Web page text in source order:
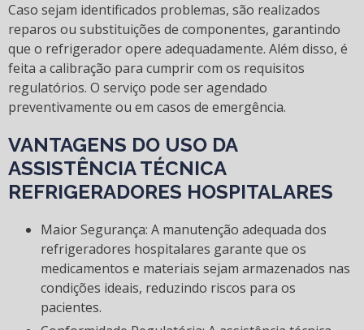
Caso sejam identificados problemas, são realizados
reparos ou substituições de componentes, garantindo
que o refrigerador opere adequadamente. Além disso, é
feita a calibração para cumprir com os requisitos
regulatórios. O serviço pode ser agendado
preventivamente ou em casos de emergência.
VANTAGENS DO USO DA
ASSISTÊNCIA TÉCNICA
REFRIGERADORES HOSPITALARES
Maior Segurança: A manutenção adequada dos
refrigeradores hospitalares garante que os
medicamentos e materiais sejam armazenados nas
condições ideais, reduzindo riscos para os
pacientes.